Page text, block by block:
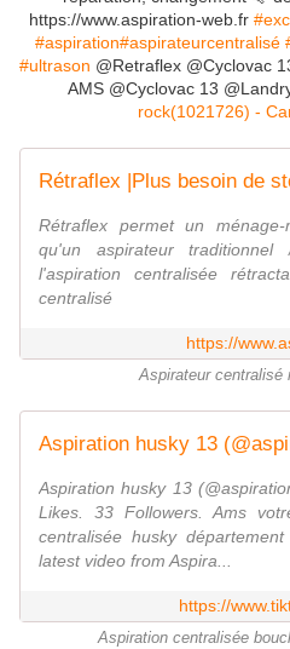
https://www.aspiration-web.fr
#aspiration#aspirateurcentralisé
#ultrason @Retraflex @Cyclovac
AMS @Cyclovac 13
rock(1021726) -
Rétraflex permet un
qu'un aspirateur
l'aspiration centralisée
centralisé
https://
Aspirateur centralisé
Aspiration husky 13
Aspiration husky 13
Likes. 33 Followers. Ams
centralisée husky
latest video from Aspira...
https://
Aspiration centralisée